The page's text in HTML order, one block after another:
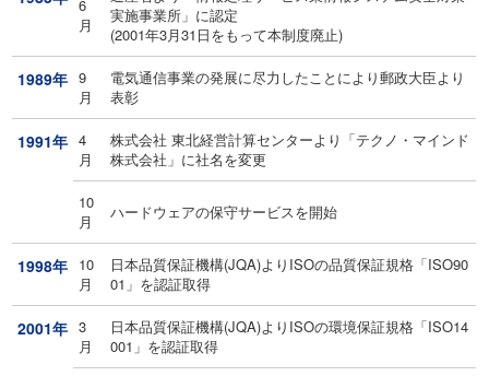
6
月
実施事業所」に認定
(2001年3月31日をもって本制度廃止)
1989年 9
月
電気通信事業の発展に尽力したことにより郵政大臣より
表彰
1991年 4
月
株式会社 東北経営計算センターより「テクノ・マインド
株式会社」に社名を変更
10
月
ハードウェアの保守サービスを開始
1998年 10
月
日本品質保証機構(JQA)よりISOの品質保証規格「ISO90
01」を認証取得
2001年 3
月
日本品質保証機構(JQA)よりISOの環境保証規格「ISO14
001」を認証取得